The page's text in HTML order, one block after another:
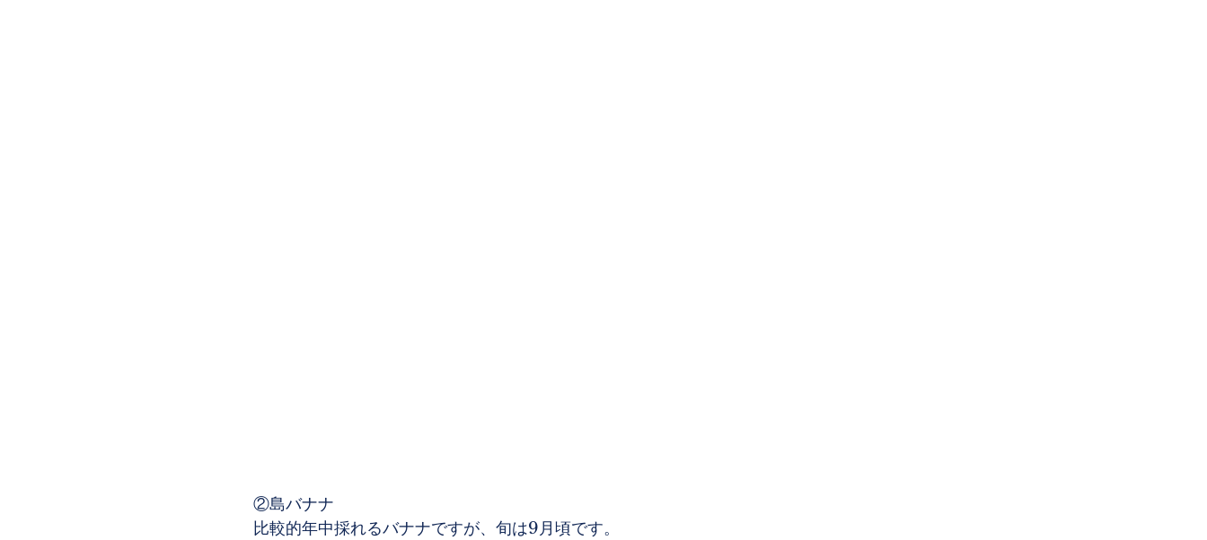
②島バナナ
比較的年中採れるバナナですが、旬は9月頃です。